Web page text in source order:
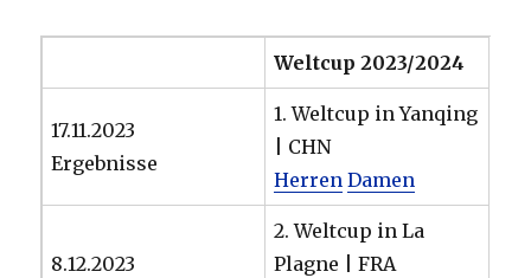
Weltcup 2023/2024
17.11.2023
Ergebnisse
1. Weltcup in Yanqing
| CHN
Herren Damen
8.12.2023
2. Weltcup in La
Plagne | FRA